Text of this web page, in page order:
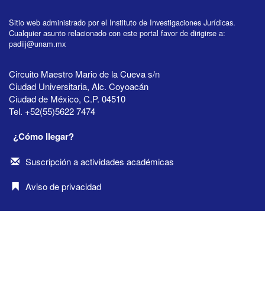
Sitio web administrado por el Instituto de Investigaciones Jurídicas.
Cualquier asunto relacionado con este portal favor de dirigirse a:
padiij@unam.mx
Circuito Maestro Mario de la Cueva s/n
Ciudad Universitaria, Alc. Coyoacán
Ciudad de México, C.P. 04510
Tel. +52(55)5622 7474
¿Cómo llegar?
Suscripción a actividades académicas
Aviso de privacidad